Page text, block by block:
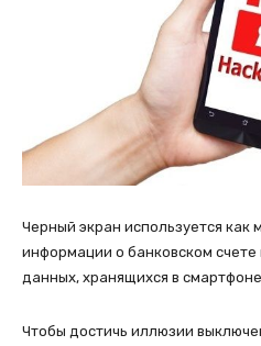
Черный экран используется как
информации о банковском счете
данных, хранящихся в
Чтобы достичь иллюзии